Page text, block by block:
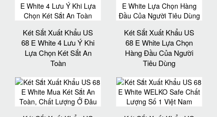
Két Sắt Xuất Khẩu US
68 E White 4 Lưu Ý Khi
Lựa Chọn Két Sắt An
Toàn
Két Sắt Xuất Khẩu US
68 E White Lựa Chọn
Hàng Đầu Của Người
Tiêu Dùng